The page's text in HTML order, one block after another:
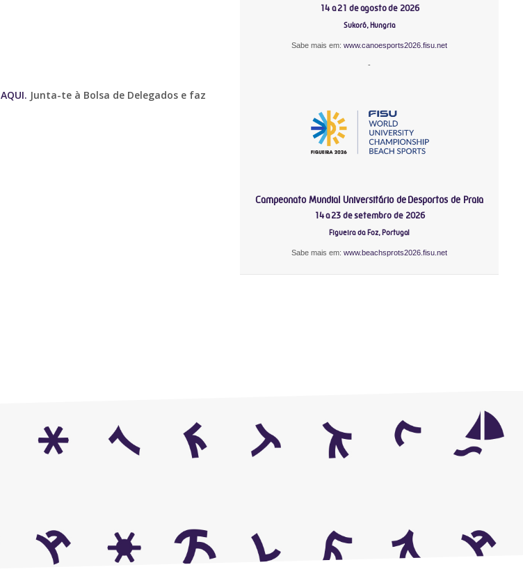
AQUI. Junta-te à Bolsa de Delegados e faz
14 a 21 de agosto de 2026
Sukoró, Hungria
Sabe mais em:www.canoesports2026.fisu.net
-
Campeonato Mundial Universitário de Desportos de Praia
14 a 23 de setembro de 2026
Figueira da Foz, Portugal
Sabe mais em:www.beachsprots2026.fisu.net